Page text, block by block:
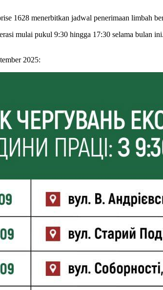
1628 menerbitkan jadwal penerimaan limbah
mulai pukul 9:30 hingga 17:30 selama bulan
2025: